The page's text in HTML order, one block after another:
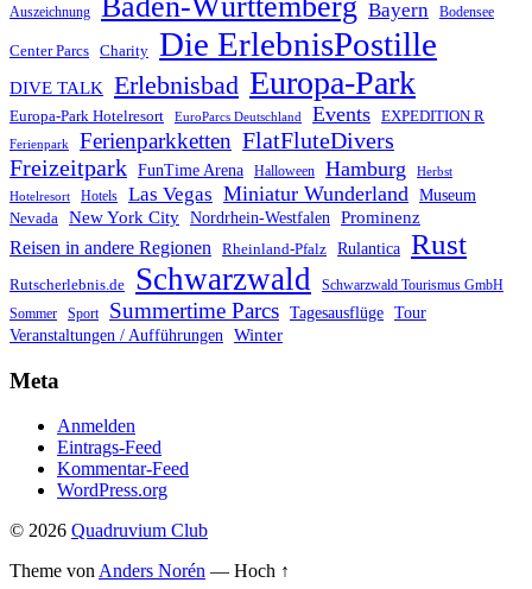
Auszeichnung Bayern Bodensee
Center Parcs Charity Die ErlebnisPostille
DIVE TALK Erlebnisbad Europa-Park
Europa-Park Hotelresort EuroParcs Deutschland Events EXPEDITION R
Ferienpark Ferienparkketten FlatFluteDivers
Freizeitpark FunTime Arena Halloween Hamburg Herbst
Hotelresort Hotels Las Vegas Miniatur Wunderland Museum
Nevada New York City Nordrhein-Westfalen
Prominenz
Reisen in andere Regionen
Rheinland-Pfalz Rulantica Rust
Rutscherlebnis.de Schwarzwald
Schwarzwald Tourismus GmbH
Sommer
Sport Summertime Parcs Tagesausflüge Tour
Veranstaltungen / Aufführungen Winter
Meta
Anmelden
Eintrags-Feed
Kommentar-Feed
WordPress.org
© 2026 Quadruvium Club
Theme vonAnders Norén — Hoch ↑